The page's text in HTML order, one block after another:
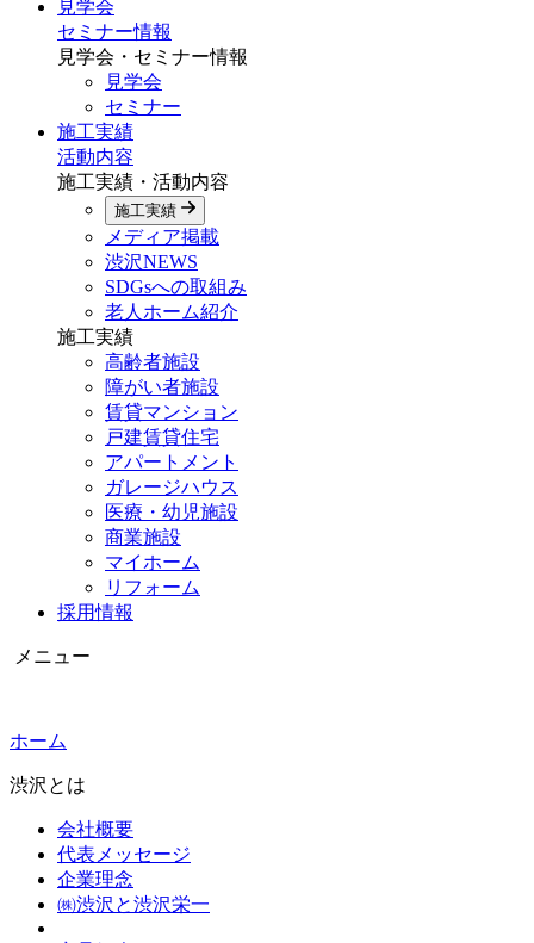
見学会
セミナー情報
見学会・セミナー情報
見学会
セミナー
施工実績
活動内容
施工実績・活動内容
施工実績
メディア掲載
渋沢NEWS
SDGsへの取組み
老人ホーム紹介
施工実績
高齢者施設
障がい者施設
賃貸マンション
戸建賃貸住宅
アパートメント
ガレージハウス
医療・幼児施設
商業施設
マイホーム
リフォーム
採用情報
メニュー
ホーム
渋沢とは
会社概要
代表メッセージ
企業理念
㈱渋沢と渋沢栄一